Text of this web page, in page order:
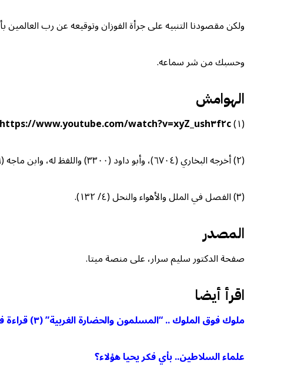
ولكن مقصودنا التنبيه على جرأة الفوزان وتوقيعه عن رب
وحسبك من شر سماعه.
الهوامش
(١) https://www.youtube.com/watch?v=xyZ_ush٣f٢c
(٢) أخرجه البخاري (٦٧٠٤)، وأبو داود (٣٣٠٠) واللفظ له، وابن ماجه (٢١٣٦).
(٣) الفصل في الملل والأهواء والنحل (٤/ ١٣٢).
المصدر
صفحة الدكتور سليم سرار، على منصة ميتا.
اقرأ أيضا
ملوك فوق الملوك .. “المسلمون والحضارة الغربية” (٣) قراءة في نصح العلماء
علماء السلاطين.. بأي فكر يحيا هؤلاء؟